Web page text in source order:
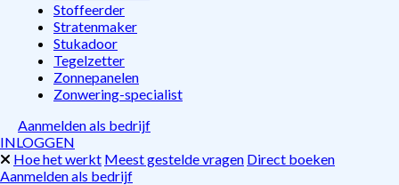
Stoffeerder
Stratenmaker
Stukadoor
Tegelzetter
Zonnepanelen
Zonwering-specialist
Aanmelden als bedrijf
INLOGGEN
Hoe het werkt Meest gestelde vragen Direct boeken
Aanmelden als bedrijf